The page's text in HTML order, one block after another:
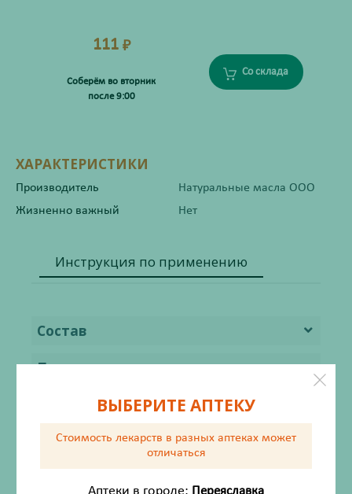
111 ₽
Соберём во вторник
после 9:00
Со склада
ХАРАКТЕРИСТИКИ
Производитель
Натуральные масла ООО
Жизненно важный
Нет
Инструкция по применению
Состав
Показания
Способ применения и дозы
Побочные действия
ВЫБЕРИТЕ АПТЕКУ
Стоимость лекарств в разных аптеках может
отличаться
Аптеки в городе: Переяславка